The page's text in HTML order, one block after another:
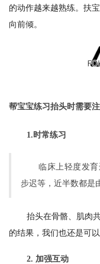
的动作越来越熟练。扶
向前倾。
帮宝宝练习抬头时需要
1.时常练习
临床上轻度发
步迟等，近半数都是
抬头在骨骼、肌肉
的结果，我们也还是可
2. 加强互动